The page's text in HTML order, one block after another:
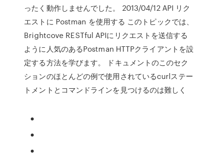
ったく動作しませんでした。 2013/04/12 API リク
エストに Postman を使用する このトピックでは、
Brightcove RESTful APIにリクエストを送信する
ように人気のあるPostman HTTPクライアントを設
定する方法を学びます。 ドキュメントのこのセク
ションのほとんどの例で使用されているcurlステー
トメントとコマンドラインを見つけるのは難しく